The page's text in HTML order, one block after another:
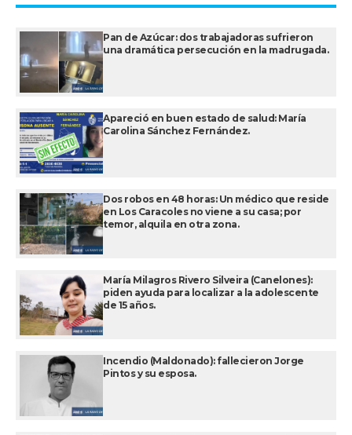
Pan de Azúcar: dos trabajadoras sufrieron
una dramática persecución en la madrugada.
Apareció en buen estado de salud: María
Carolina Sánchez Fernández.
Dos robos en 48 horas: Un médico que reside
en Los Caracoles no viene a su casa; por
temor, alquila en otra zona.
María Milagros Rivero Silveira (Canelones):
piden ayuda para localizar a la adolescente
de 15 años.
Incendio (Maldonado): fallecieron Jorge
Pintos y su esposa.